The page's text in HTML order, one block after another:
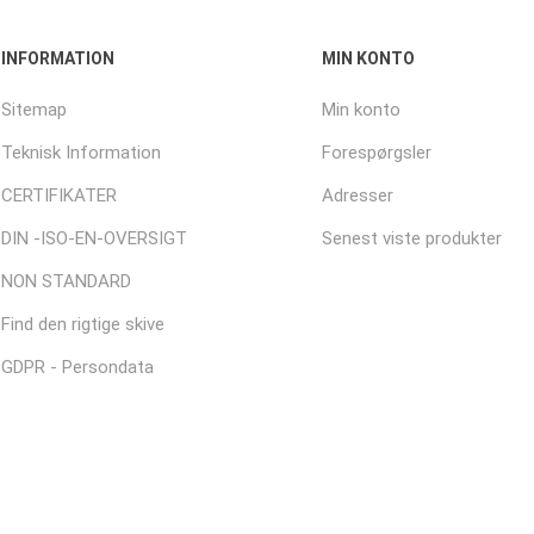
INFORMATION
Sitemap
Teknisk Information
CERTIFIKATER
DIN -ISO-EN-OVERSIGT
NON STANDARD
Find den rigtige skive
GDPR - Persondata
MIN KONTO
Min konto
Forespørgsler
Adresser
Senest viste produkter